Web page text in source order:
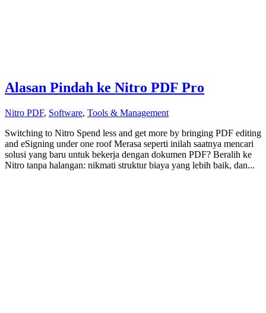
Alasan Pindah ke Nitro PDF Pro
Nitro PDF, Software, Tools & Management
Switching to Nitro Spend less and get more by bringing PDF editing
and eSigning under one roof Merasa seperti inilah saatnya mencari
solusi yang baru untuk bekerja dengan dokumen PDF? Beralih ke
Nitro tanpa halangan: nikmati struktur biaya yang lebih baik, dan...